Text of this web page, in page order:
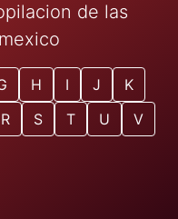
de las
H I J
K
R S T U
V